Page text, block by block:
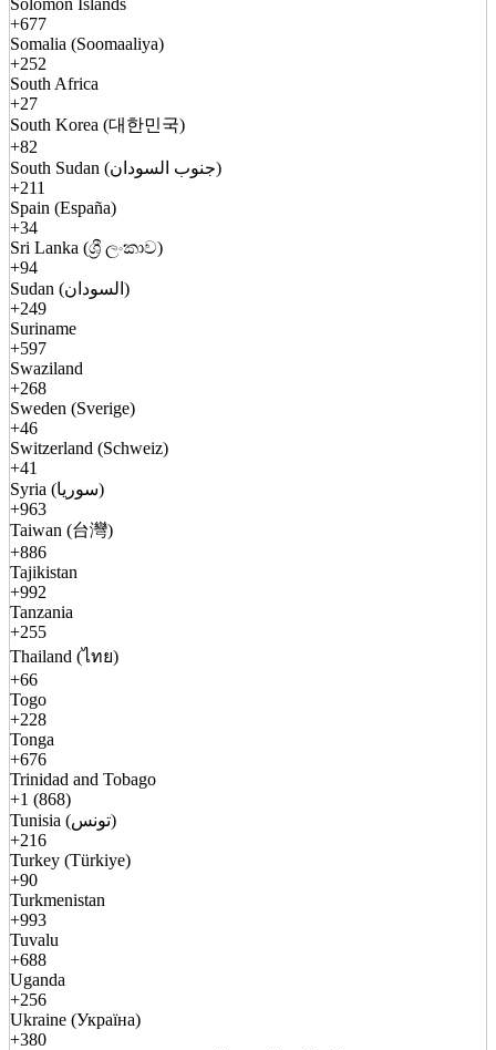
Solomon Islands
+677
Somalia (Soomaaliya)
+252
South Africa
+27
South Korea (대한민국)
+82
South Sudan (جنوب السودان)
+211
Spain (España)
+34
Sri Lanka (ශ්‍රී ලංකාව)
+94
Sudan (السودان)
+249
Suriname
+597
Swaziland
+268
Sweden (Sverige)
+46
Switzerland (Schweiz)
+41
Syria (سوريا)
+963
Taiwan (台灣)
+886
Tajikistan
+992
Tanzania
+255
Thailand (ไทย)
+66
Togo
+228
Tonga
+676
Trinidad and Tobago
+1 (868)
Tunisia (تونس)
+216
Turkey (Türkiye)
+90
Turkmenistan
+993
Tuvalu
+688
Uganda
+256
Ukraine (Україна)
+380